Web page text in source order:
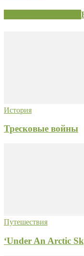
История
Тресковые войны
Путешествия
‘Under An Arctic